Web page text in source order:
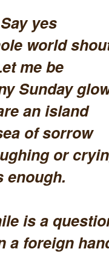
Say yes
world
me be
Sunday
an island
of sorrow
or
enough.
is a
a foreign